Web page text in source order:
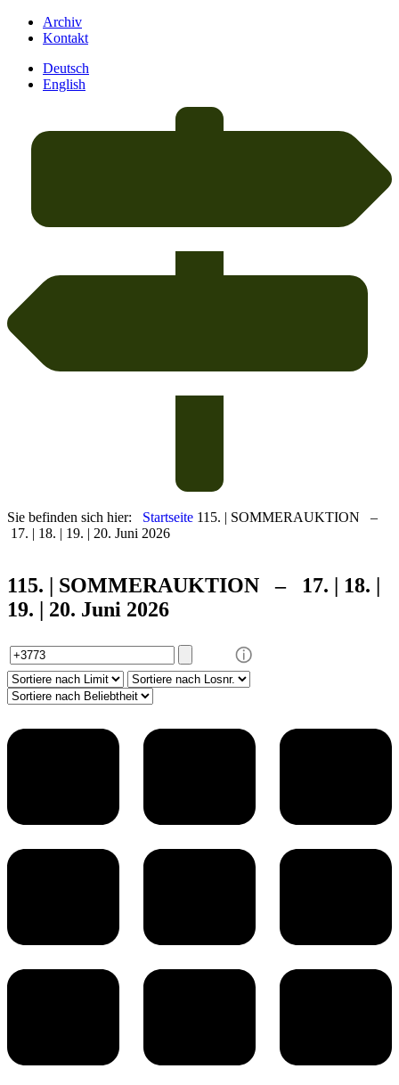
Archiv
Kontakt
Deutsch
English
Sie befinden sich hier: Startseite 115. | SOMMERAUKTION –
17. | 18. | 19. | 20. Juni 2026
115. | SOMMERAUKTION – 17. | 18. |
19. | 20. Juni 2026